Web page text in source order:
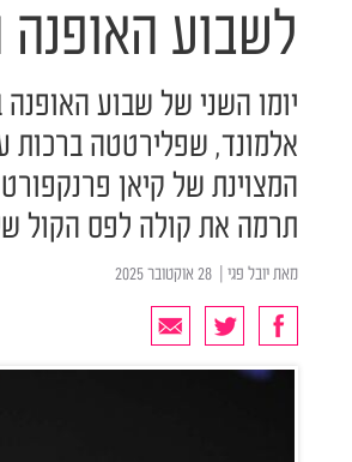
לשבוע האופנה
יומו השני של שבוע
אלמונד, שפלירטטה ברכות
המצוינת של קיאן
תרמה את קולה לפס הקול
מאתיובל פגי